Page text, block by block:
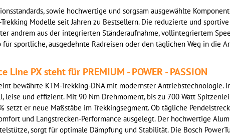
sowie hochwertige und sorgsam ausgewählte
Modelle seit Jahren zu Bestsellern. Die reduzierte und
andrem aus der integrierten Ständeraufnahme, vollintegriertem
für sportliche, ausgedehnte Radreisen oder den täglichen Weg in die
Line PX steht für PREMIUM - POWER - PASSION
bewährte KTM-Trekking-DNA mit modernster Antriebstechnologie.
leise und effizient. Mit 90 Nm Drehmoment, bis zu 700 Watt
setzt er neue Maßstäbe im Trekkingsegment. Ob tägliche
und Langstrecken-Performance ausgelegt. Der hochwertige
sorgt für optimale Dämpfung und Stabilität. Die Bosch